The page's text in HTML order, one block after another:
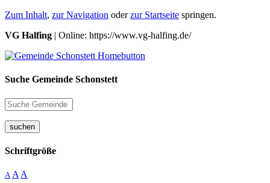
Zum Inhalt, zur Navigation oderzur Startseite springen.
VG Halfing | Online: https://www.vg-halfing.de/
Suche Gemeinde Schonstett
suchen
Schriftgröße
A A A